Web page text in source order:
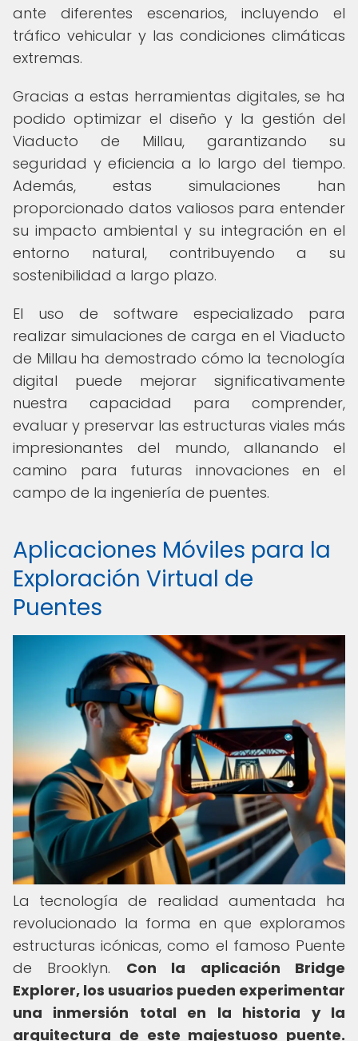
ante diferentes escenarios, incluyendo el
tráfico vehicular y las condiciones climáticas
extremas.
Gracias a estas herramientas digitales, se ha
podido optimizar el diseño y la gestión del
Viaducto de Millau, garantizando su
seguridad y eficiencia a lo largo del tiempo.
Además, estas simulaciones han
proporcionado datos valiosos para entender
su impacto ambiental y su integración en el
entorno natural, contribuyendo a su
sostenibilidad a largo plazo.
El uso de software especializado para
realizar simulaciones de carga en el Viaducto
de Millau ha demostrado cómo la tecnología
digital puede mejorar significativamente
nuestra capacidad para comprender,
evaluar y preservar las estructuras viales más
impresionantes del mundo, allanando el
camino para futuras innovaciones en el
campo de la ingeniería de puentes.
Aplicaciones Móviles para la
Exploración Virtual de
Puentes
La tecnología de realidad aumentada ha
revolucionado la forma en que exploramos
estructuras icónicas, como el famoso Puente
de Brooklyn. Con la aplicación Bridge
Explorer, los usuarios pueden experimentar
una inmersión total en la historia y la
arquitectura de este majestuoso puente.